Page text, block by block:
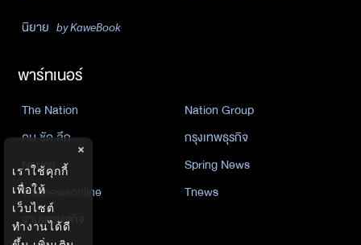
นิยาย by KaweBook
พาร์ทเนอร์
The Nation
Nation Group
คม ชัด ลึก
กรุงเทพธุรกิจ
Nation
Spring News
Thainewsonline
Tnews
ฐานเศรษฐกิจ
×
เราใช้คุกกี้
เพื่อให้
เว็บไซต์
ทำงานได้ดี